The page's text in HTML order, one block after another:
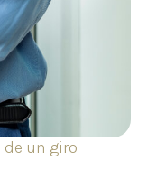
de un giro